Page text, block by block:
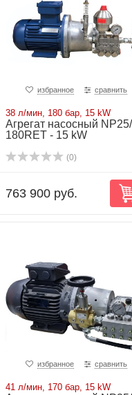
избранное сравнить
38 л/мин, 180 бар, 15 kW
Агрегат насосный
180RET - 15 kW
(0)
763 900 руб.
избранное сравнить
41 л/мин, 170 бар, 15 kW